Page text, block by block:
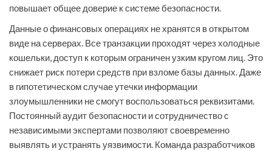
повышает общее доверие к системе безопасности.
Данные о финансовых операциях не хранятся в открытом
виде на серверах. Все транзакции проходят через холодные
кошельки, доступ к которым ограничен узким кругом лиц. Это
снижает риск потери средств при взломе базы данных. Даже
в гипотетическом случае утечки информации
злоумышленники не смогут воспользоваться реквизитами.
Постоянный аудит безопасности и сотрудничество с
независимыми экспертами позволяют своевременно
выявлять и устранять уязвимости. Команда разработчиков